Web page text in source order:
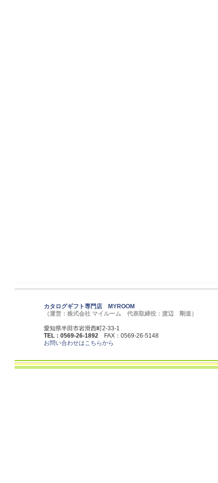
カタログギフト専門店 MYROOM
（運営：株式会社 マイルーム 代表取締役：渡辺 剛道）
愛知県半田市岩滑西町2-33-1
TEL：0569-26-1892 FAX：0569-26-5148
お問い合わせはこちらから